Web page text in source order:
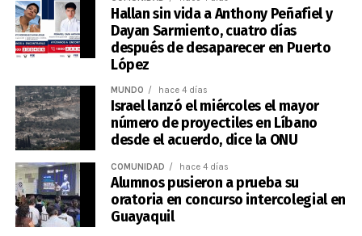
Hallan sin vida a Anthony Peñafiel y
Dayan Sarmiento, cuatro días
después de desaparecer en Puerto
López
MUNDO hace 4 días
Israel lanzó el miércoles el mayor
número de proyectiles en Líbano
desde el acuerdo, dice la ONU
COMUNIDAD hace 4 días
Alumnos pusieron a prueba su
oratoria en concurso intercolegial en
Guayaquil